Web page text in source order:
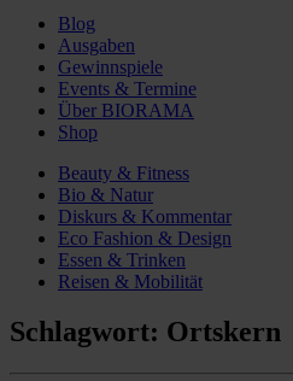
Blog
Ausgaben
Gewinnspiele
Events & Termine
Über BIORAMA
Shop
Beauty & Fitness
Bio & Natur
Diskurs & Kommentar
Eco Fashion & Design
Essen & Trinken
Reisen & Mobilität
Schlagwort: Ortskern